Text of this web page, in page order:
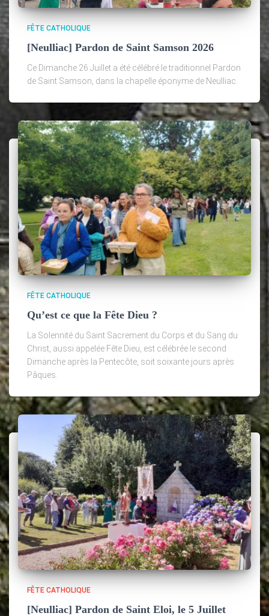
FÊTE CATHOLIQUE
[Neulliac] Pardon de Saint Samson 2026
Ce Dimanche 26 Juillet a été célébré le traditionnel Pardon
de Saint Samson, dans la chapelle éponyme de Neulliac.
FÊTE CATHOLIQUE
Qu’est ce que la Fête Dieu ?
La Solennité du Saint Sacrement du Corps et du Sang du
Christ, aussi appelée Fête Dieu, est célébrée le second
Dimanche après la Pentecôte, soit soixante jours après
Pâques.
FÊTE CATHOLIQUE
[Neulliac] Pardon de Saint Eloi, le 5 Juillet